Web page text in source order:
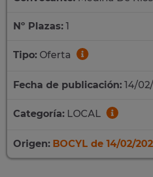
Nº Plazas: 1
Tipo: Oferta
Fecha de publicación: 14/
Categoría: LOCAL
Origen: BOCYL de 14/02/